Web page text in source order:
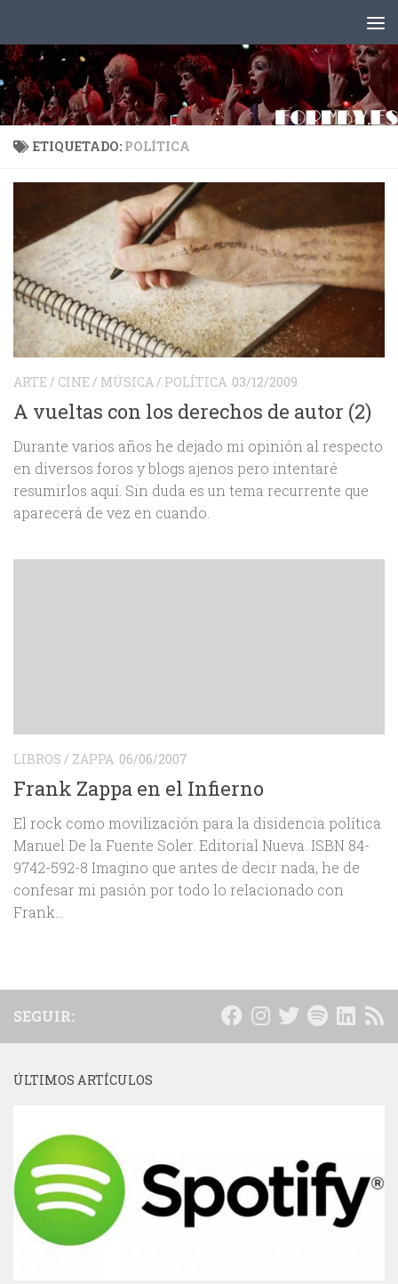
ETIQUETADO: POLÍTICA
ARTE / CINE / MÚSICA/ POLÍTICA 03/12/2009
A vueltas con los derechos de autor (2)
Durante varios años he dejado mi opinión al respecto
en diversos foros y blogs ajenos pero intentaré
resumirlos aquí. Sin duda es un tema recurrente que
aparecerá de vez en cuando.
LIBROS / ZAPPA 06/06/2007
Frank Zappa en el Infierno
El rock como movilización para la disidencia política
Manuel De la Fuente Soler. Editorial Nueva. ISBN 84-
9742-592-8 Imagino que antes de decir nada, he de
confesar mi pasión por todo lo relacionado con
Frank...
SEGUIR:
ÚLTIMOS ARTÍCULOS